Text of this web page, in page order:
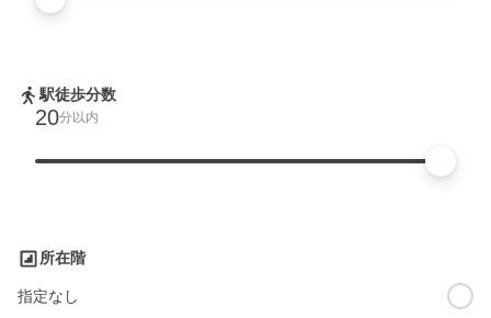
駅徒歩分数
20分以内
所在階
指定なし